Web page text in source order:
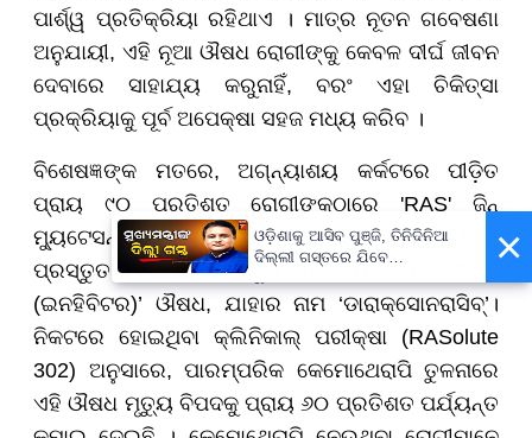
ପାର୍ଶ୍ୱ ପ୍ରତିକ୍ରିୟା ରହିଥାଏ । ମାତ୍ର ନୂତନ ଗବେଷଣା
ଅନୁଯାୟୀ, ଏହି ନୂଆ ଔଷଧ ରୋଗୀଙ୍କୁ କେବଳ ଦୀର୍ଘ ଜୀବନ
ଦେବାରେ ସାହାଯ୍ୟ କରୁନାହିଁ, ବରଂ ଏହା ଚିକିତ୍ସା
ପ୍ରକ୍ରିୟାକୁ ପୂର୍ବ ଅପେକ୍ଷା ସହଜ ମଧ୍ୟ କରିବ ।
ବିଶେଷଜ୍ଞଙ୍କ ମତରେ, ଅଗ୍ନ୍ୟାଶୟ କର୍କଟରେ ପୀଡ଼ିତ
ପ୍ରାୟ ୯୦ ପ୍ରତିଶତ ରୋଗୀଙ୍କଠାରେ 'RAS' ଜିନ୍
ମ୍ୟୁଟେସନ୍ ଦେଖାଯାଇଥାଏ । ଏହାକୁ ରୋକିବା ପାଇଁ
ପ୍ରସ୍ତୁତ ହୋଇଛି ଏକ ନୂଆ ‘RAS(ON)' ଅବରୋଧକ
(ଇନହିବିଟର)’ ଔଷଧ, ଯାହାର ନାମ ‘ଡାରାକ୍ସୋନରାସିବ୍’।
ନିକଟରେ ହୋଇଥିବା କ୍ଲିନିକାଲ୍ ପରୀକ୍ଷା (RASolute
302) ଅନୁସାରେ, ପାରମ୍ପରିକ କେମୋଥେରାପି ତୁଳନାରେ
ଏହି ଔଷଧ ମୃତ୍ୟୁ ବିପଦକୁ ପ୍ରାୟ ୬୦ ପ୍ରତିଶତ ପର୍ଯ୍ୟନ୍ତ
×
ଓଡ଼ିଶାକୁ ଆସିବ ପୁଞ୍ଜି, ତିନିଦିନିଆ
ଦିଲ୍ଲୀ ଗସ୍ତରେ ଯିବେ